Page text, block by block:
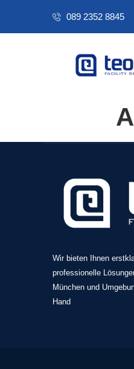
089 2352 8845
Wir bieten Ihnen
professionelle
München und
Hand